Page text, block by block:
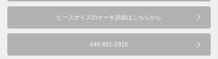
ピースサイズのケーキ詳細はこちらから
045-681-2916